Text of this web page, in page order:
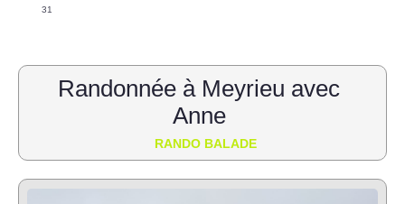
31
Randonnée à Meyrieu avec
Anne
RANDO BALADE